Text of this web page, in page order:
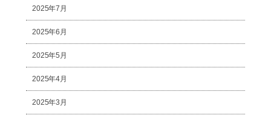
2025年7月
2025年6月
2025年5月
2025年4月
2025年3月